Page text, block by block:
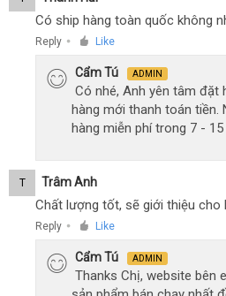
Có ship hàng toàn quốc không
Reply ● Like
Cẩm Tú ADMIN
Có nhé, Anh yên tâm đặt
hàng mới thanh toán
hàng miễn phí trong 7 - 15
T Trâm Anh
Chất lượng tốt, sẽ giới thiệu cho
Reply ● Like
Cẩm Tú ADMIN
Thanks Chị, website bên